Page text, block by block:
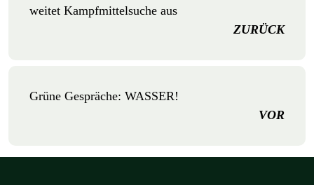
weitet Kampfmittelsuche aus
ZURÜCK
Grüne Gespräche: WASSER!
VOR